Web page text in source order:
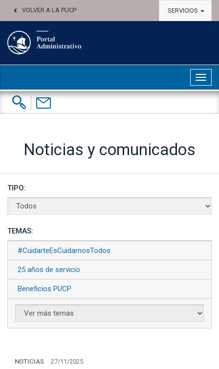
VOLVER A LA PUCP SERVICIOS
Buscar:
Contáctenos
Noticias y comunicados
TIPO:
TEMAS:
#CuidarteEsCuidarnosTodos
25 años de servicio
Beneficios PUCP
NOTICIAS 27/11/2025